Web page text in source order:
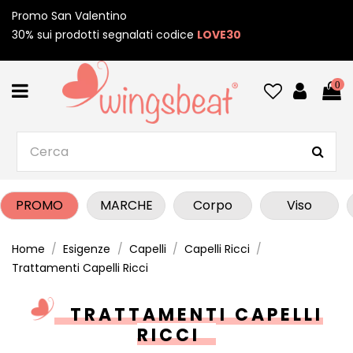
Promo San Valentino
30% sui prodotti segnalati codice LOVE30
0
PROMO MARCHE Corpo Viso
Home Esigenze Capelli
Capelli Ricci
Trattamenti Capelli Ricci
TRATTAMENTI CAPELLI
RICCI